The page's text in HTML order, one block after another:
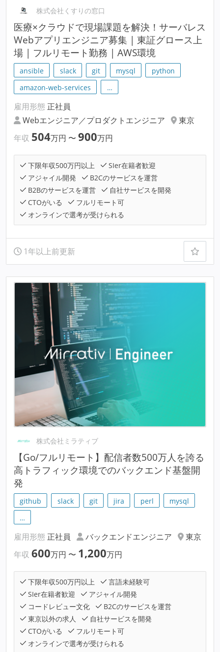
株式会社くすりの窓口
医療×クラウドで現場課題を解決！サーバレス
Webアプリエンジニア募集 | 東証グロース上
場 | フルリモート勤務 | AWS環境
ansible slack git mysql
python
amazon-web-services
…
雇用形態 正社員
Webエンジニア／プロダクトエンジニア
東京
年収 504万円 〜 900万円
下限年収500万円以上
SIer在籍者歓迎
アジャイル開発
B2Cのサービスを運営
B2Bのサービスを運営
自社サービスを開発
CTOがいる
フルリモート可
オンラインで選考が受けられる
1年以上前更新
株式会社ミラティブ
【Go/フルリモート】配信者数500万人を誇る
高トラフィック環境でのバックエンド基盤開
発
github slack git jira perl
mysql
…
雇用形態 正社員 バックエンドエンジニア
東京
年収 600万円 〜 1,200万円
下限年収500万円以上
言語未経験可
SIer在籍者歓迎
アジャイル開発
コードレビュー文化
B2Cのサービスを運営
東京以外の求人
自社サービスを開発
CTOがいる
フルリモート可
オンラインで選考が受けられる